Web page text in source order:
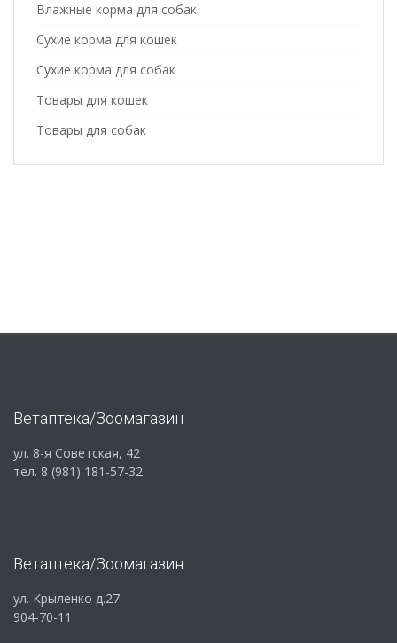
Влажные корма для собак
Сухие корма для кошек
Сухие корма для собак
Товары для кошек
Товары для собак
Ветаптека/Зоомагазин
ул. 8-я Советская, 42
тел. 8 (981) 181-57-32
Ветаптека/Зоомагазин
ул. Крыленко д.27
904-70-11